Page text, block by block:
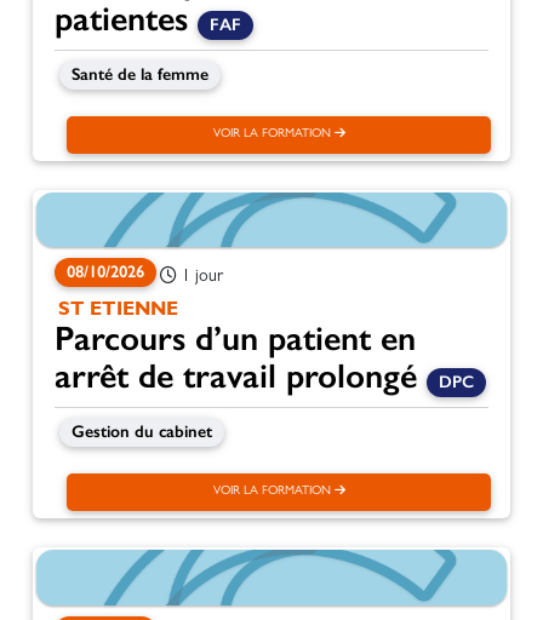
patientes
FAF
Santé de la femme
VOIR LA FORMATION
08/10/2026 1 jour
ST ETIENNE
Parcours d’un patient en
arrêt de travail prolongé
DPC
Gestion du cabinet
VOIR LA FORMATION